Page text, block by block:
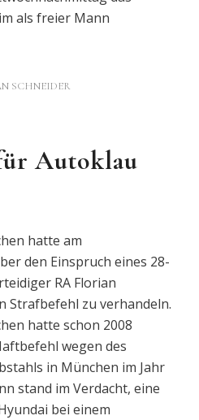
als freier Mann
SCHNEIDER
Autoklau
hatte am
den Einspruch eines 28-
RA Florian
Strafbefehl zu verhandeln.
hatte schon 2008
wegen des
in München im Jahr
stand im Verdacht, eine
bei einem